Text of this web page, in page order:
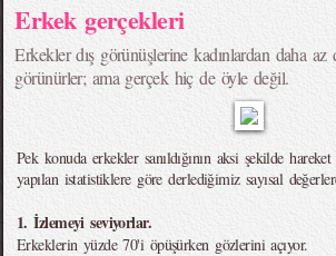
Erkek gerçekleri
Erkekler dış görünüşlerine kadınlardan daha
görünürler; ama gerçek hiç de öyle değil.
Pek konuda erkekler sanıldığının aksi şekilde
yapılan istatistiklere göre derlediğimiz sayısal değerlere
1. İzlemeyi seviyorlar.
Erkeklerin yüzde 70'i öpüşürken gözlerini açıyor.